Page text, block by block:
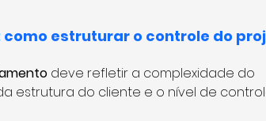
estruturar o controle do
deve refletir a complexidade do
estrutura do cliente e o nível de